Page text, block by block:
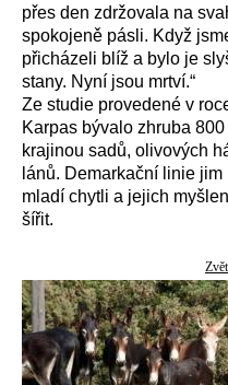
přes den zdržovala na
spokojeně pásli. Když
přicházeli blíž a bylo je
stany. Nyní jsou mrtví.“
Ze studie provedené v
Karpas bývalo zhruba
krajinou sadů, olivových
lánů. Demarkační linie
mladí chytli a jejich
šířit.